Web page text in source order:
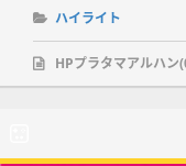
ハイライト
HPプラタマアルハン